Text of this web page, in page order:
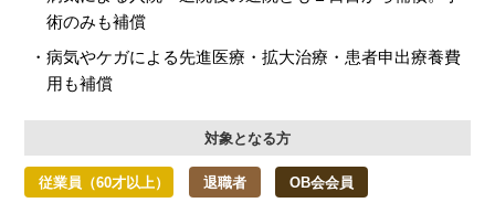
術のみも補償
病気やケガによる先進医療・拡大治療・患者申出療養費
用も補償
対象となる方
従業員（60才以上） 退職者 OB会会員